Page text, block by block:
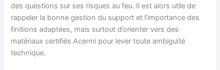
des questions sur ses risques au feu. Il est alors utile de
rappeler la bonne gestion du support et l’importance des
finitions adaptées, mais surtout d’orienter vers des
matériaux certifiés Acermi pour lever toute ambiguïté
technique.